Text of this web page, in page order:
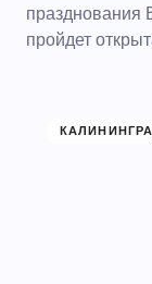
празднования
пройдет